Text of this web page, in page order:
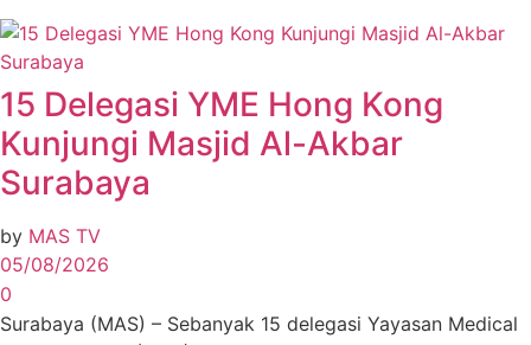
15 Delegasi YME Hong Kong
Kunjungi Masjid Al-Akbar
Surabaya
by MAS TV
05/08/2026
0
Surabaya (MAS) – Sebanyak 15 delegasi Yayasan Medical